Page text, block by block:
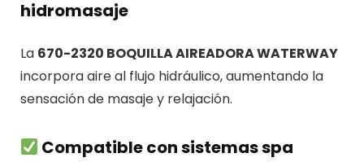
hidromasaje
La 670-2320 BOQUILLA AIREADORA WATERWAY
incorpora aire al flujo hidráulico, aumentando la
sensación de masaje y relajación.
Compatible con sistemas spa